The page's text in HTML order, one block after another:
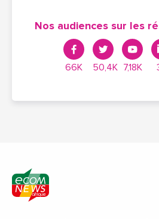
Nos audiences sur les
66K 50,4K 7,18K